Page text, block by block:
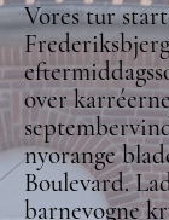
Vores tur
over
nyorange
Boulevard.
barnevogne